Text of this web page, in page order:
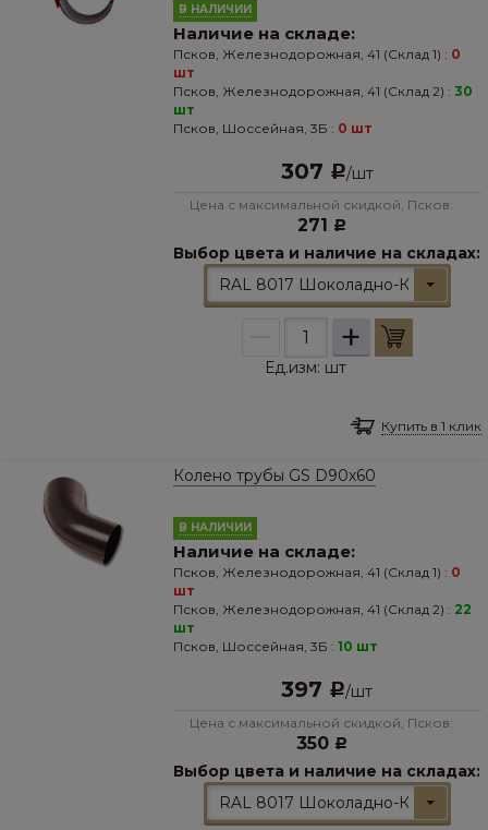
В НАЛИЧИИ
Наличие на складе:
Псков, Железнодорожная, 41 (Склад 1) : 0
шт
Псков, Железнодорожная, 41 (Склад 2) : 30
шт
Псков, Шоссейная, 3Б : 0 шт
307 Р/шт
Цена с максимальной скидкой, Псков:
271 Р
Выбор цвета и наличие на складах:
RAL 8017 Шоколадно-
+
Ед.изм: шт
Купить в 1 клик
Колено трубы GS D90х60
В НАЛИЧИИ
Наличие на складе:
Псков, Железнодорожная, 41 (Склад 1) : 0
шт
Псков, Железнодорожная, 41 (Склад 2) : 22
шт
Псков, Шоссейная, 3Б : 10 шт
397 Р/шт
Цена с максимальной скидкой, Псков:
350 Р
Выбор цвета и наличие на складах:
RAL 8017 Шоколадно-